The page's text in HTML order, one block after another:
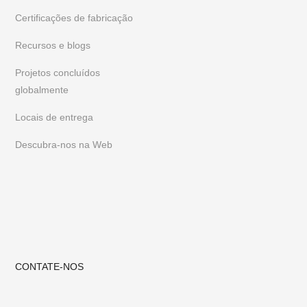
recentes, siga-nos noInstagram
Certificações de fabricação
Recursos e blogs
Projetos concluídos
globalmente
Locais de entrega
Descubra-nos na Web
CONTATE-NOS